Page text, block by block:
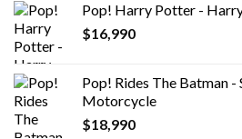
original
era:
actual
Pop! Harry Potter -
$16,990
Pop! Rides The Batman -
Motorcycle
$18,990